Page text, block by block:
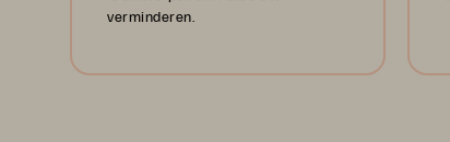
verminderen.